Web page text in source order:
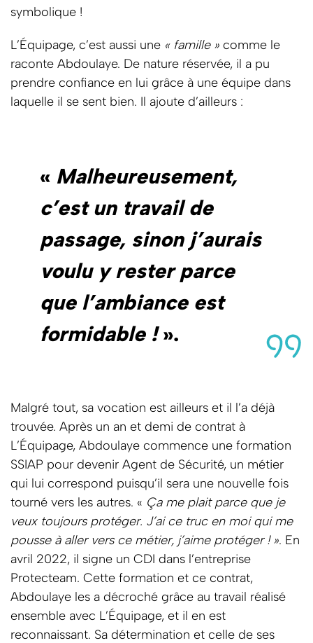
symbolique !
L’Équipage, c’est aussi une « famille » comme le
raconte Abdoulaye. De nature réservée, il a pu
prendre confiance en lui grâce à une équipe dans
laquelle il se sent bien. Il ajoute d’ailleurs :
« Malheureusement,
c’est un travail de
passage, sinon j’aurais
voulu y rester parce
que l’ambiance est
formidable !».
Malgré tout, sa vocation est ailleurs et il l’a déjà
trouvée. Après un an et demi de contrat à
L’Équipage, Abdoulaye commence une formation
SSIAP pour devenir Agent de Sécurité, un métier
qui lui correspond puisqu’il sera une nouvelle fois
tourné vers les autres. « Ça me plait parce que je
veux toujours protéger. J’ai ce truc en moi qui me
pousse à aller vers ce métier, j’aime protéger ! ». En
avril 2022, il signe un CDI dans l’entreprise
Protecteam. Cette formation et ce contrat,
Abdoulaye les a décroché grâce au travail réalisé
ensemble avec L’Équipage, et il en est
reconnaissant. Sa détermination et celle de ses